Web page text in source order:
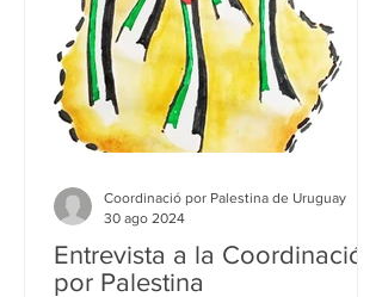
Entrevista a la Coordinación
por Palestina
Coordinació por Palestina de Uruguay
30 ago 2024